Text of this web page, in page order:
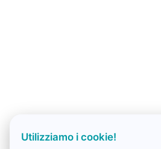
Utilizziamo i cookie!